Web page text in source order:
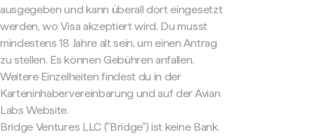
ausgegeben und kann überall dort eingesetzt
werden, wo Visa akzeptiert wird. Du musst
mindestens 18 Jahre alt sein, um einen Antrag
zu stellen. Es können Gebühren anfallen.
Weitere Einzelheiten findest du in der
Karteninhabervereinbarung und auf der Avian
Labs Website.
Bridge Ventures LLC ("Bridge") ist keine Bank.